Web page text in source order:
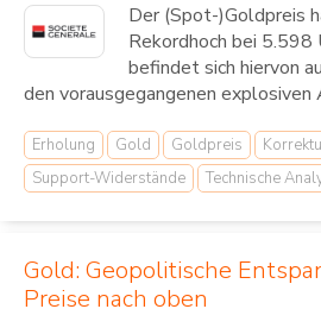
Der (Spot-)Goldpreis
Rekordhoch bei 5.598
befindet sich hiervon
den vorausgegangenen explosiven
Erholung Gold Goldpreis
Support-Widerstände
Technische
Gold: Geopolitische
Preise nach oben